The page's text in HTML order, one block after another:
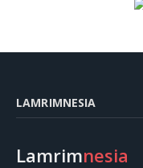
LAMRIMNESIA
Lamrimnesia